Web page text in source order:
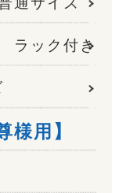
ラック付き
様用】